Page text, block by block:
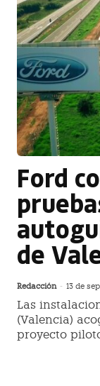
Ford
de
Redacción - 13 de
Las
(Valencia)
proyecto